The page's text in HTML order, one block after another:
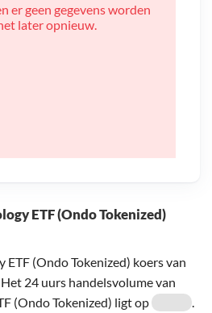
ETF (Ondo Tokenized)
ETF (Ondo Tokenized) koers van
Het 24 uurs handelsvolume van
(Ondo Tokenized) ligt op
.
er geen gegevens worden
later opnieuw.